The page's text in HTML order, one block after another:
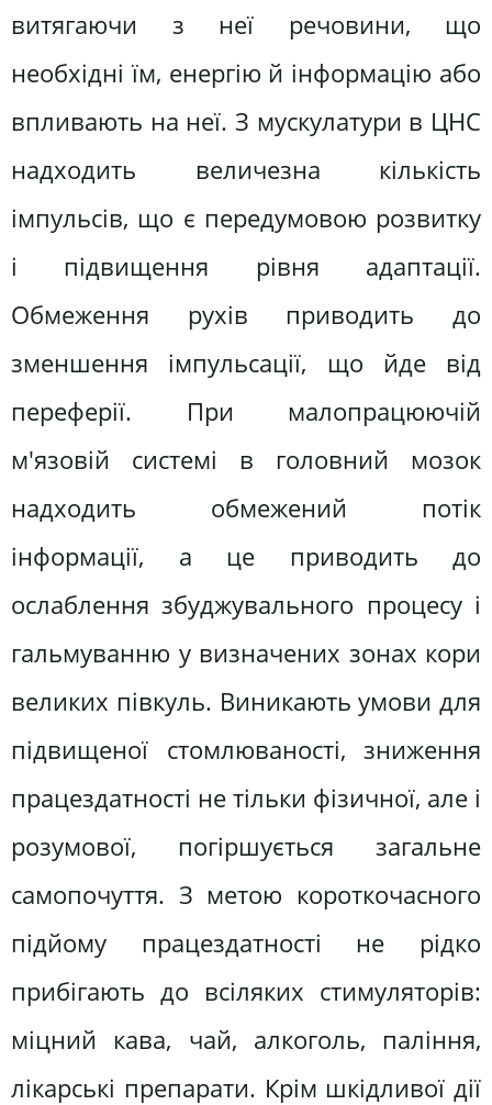
витягаючи з неї речовини, що
необхідні їм, енергію й інформацію або
впливають на неї. З мускулатури в ЦНС
надходить величезна кількість
імпульсів, що є передумовою розвитку
і підвищення рівня адаптації.
Обмеження рухів приводить до
зменшення імпульсації, що йде від
переферії. При малопрацюючій
м'язовій системі в головний мозок
надходить обмежений потік
інформації, а це приводить до
ослаблення збуджувального процесу і
гальмуванню у визначених зонах кори
великих півкуль. Виникають умови для
підвищеної стомлюваності, зниження
працездатності не тільки фізичної, але і
розумової, погіршується загальне
самопочуття. З метою короткочасного
підйому працездатності не рідко
прибігають до всіляких стимуляторів:
міцний кава, чай, алкоголь, паління,
лікарські препарати. Крім шкідливої дії